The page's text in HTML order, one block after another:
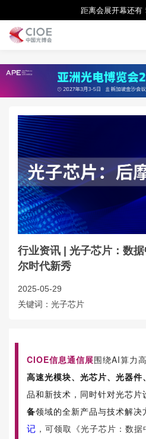
距离会展开幕还有
首页
展会主题
展商服务
观众服务
会议&活动
媒体中心
展会指引
行业资讯 | 光子芯片：数
尔时代新秀
2025-05-29
关键词：光子芯片
CIOE信息通信展围绕AI算力
高速光模块、光芯片、光器
品和新技术，同时针对光芯片
备领域的全新产品与技术解决
记 ， 可领取《光子芯片：数